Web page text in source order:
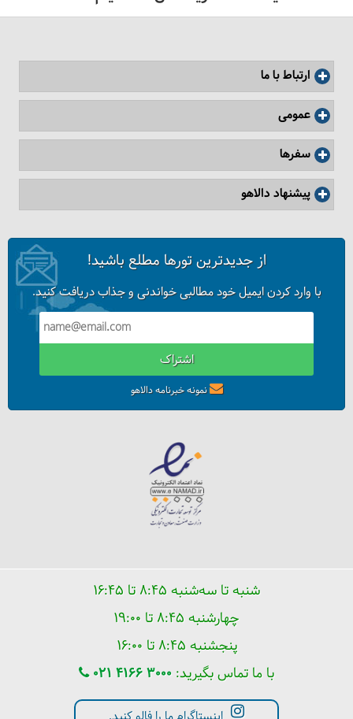
آیا ترکیه را برای سفر می‌پسندم؟
جاهای دیدنی استانبول که حتما باید دید
ارتباط با ما
عمومی
سفرها
پیشنهاد دالاهو
از جدیدترین تورها مطلع باشید!
با وارد کردن ایمیل خود مطالبی خواندنی و جذاب دریافت کنید.
اشتراک
نمونه خبرنامه دالاهو
شنبه تا سه‌شنبه ۸:۴۵ تا ۱۶:۴۵
چهارشنبه ۸:۴۵ تا ۱۹:۰۰
پنجشنبه ۸:۴۵ تا ۱۶:۰۰
با ما تماس بگیرید: 021 4166 3000